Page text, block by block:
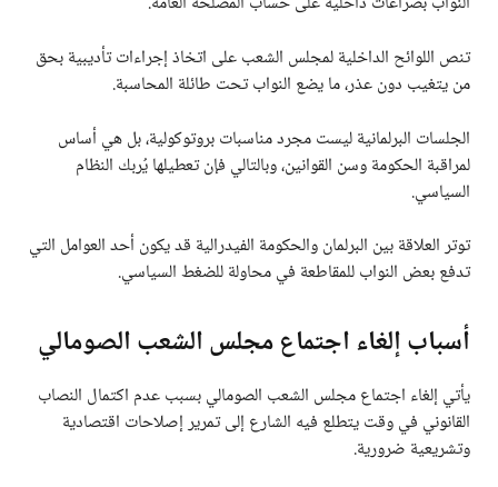
تنص اللوائح الداخلية لمجلس الشعب على اتخاذ إجراءات تأديبية بحق
من يتغيب دون عذر، ما يضع النواب تحت طائلة المحاسبة.
الجلسات البرلمانية ليست مجرد مناسبات بروتوكولية، بل هي أساس
لمراقبة الحكومة وسن القوانين، وبالتالي فإن تعطيلها يُربك النظام
السياسي.
توتر العلاقة بين البرلمان والحكومة الفيدرالية قد يكون أحد العوامل التي
تدفع بعض النواب للمقاطعة في محاولة للضغط السياسي.
أسباب إلغاء اجتماع مجلس الشعب الصومالي
يأتي إلغاء اجتماع مجلس الشعب الصومالي بسبب عدم اكتمال النصاب
القانوني في وقت يتطلع فيه الشارع إلى تمرير إصلاحات اقتصادية
وتشريعية ضرورية.